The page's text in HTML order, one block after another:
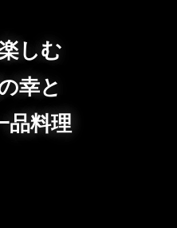
しむ
幸と
品料理